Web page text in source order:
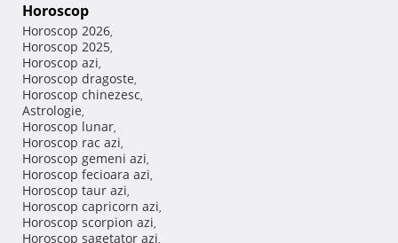
Horoscop
Horoscop 2026,
Horoscop 2025,
Horoscop azi,
Horoscop dragoste,
Horoscop chinezesc,
Astrologie,
Horoscop lunar,
Horoscop rac azi,
Horoscop gemeni azi,
Horoscop fecioara azi,
Horoscop taur azi,
Horoscop capricorn azi,
Horoscop scorpion azi,
Horoscop sagetator azi,